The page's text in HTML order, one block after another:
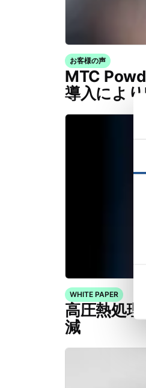
お客様の声
MTC
導入によ
WHITE PAPER
高圧熱処
減